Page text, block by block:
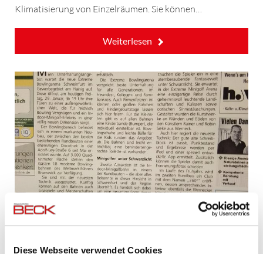
Diese Webseite verwendet Cookies
Klimatisierung von Einzelräumen. Sie können…
Weiterlesen